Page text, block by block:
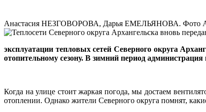
Анастасия НЕЗГОВОРОВА, Дарья ЕМЕЛЬЯНОВА. Фото
эксплуатации тепловых сетей Северного округа
отопительному сезону. В зимний период
Когда на улице стоит жаркая погода, мы достаем
отоплении. Однако жители Северного округа помнят,